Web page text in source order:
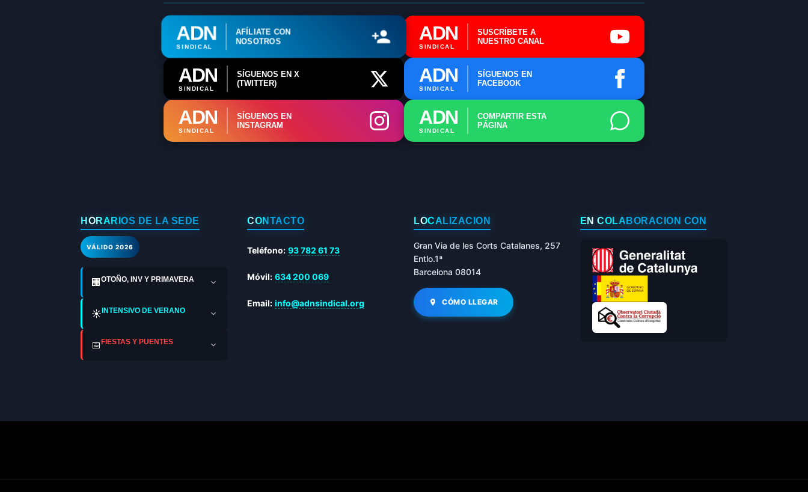
ADN
SINDICAL
AFÍLIATE CON
NOSOTROS
ADN
SINDICAL
SUSCRÍBETE A
NUESTRO CANAL
ADN
SINDICAL
SÍGUENOS EN X
(TWITTER)
ADN
SINDICAL
SÍGUENOS EN
FACEBOOK
ADN
SINDICAL
SÍGUENOS EN
INSTAGRAM
ADN
SINDICAL
COMPARTIR ESTA
PÁGINA
HORARIOS DE LA SEDE
VÁLIDO 2026
🏢OTOÑO, INV Y PRIMAVERA
☀️INTENSIVO DE VERANO
📅FIESTAS Y PUENTES
CONTACTO
Teléfono: 93 782 61 73
Móvil: 634 200 069
Email: info@adnsindical.org
LOCALIZACIÓN
Gran Via de les Corts Catalanes, 257
Entlo.1ª
Barcelona 08014
CÓMO LLEGAR
EN COLABORACIÓN CON
📊 Herramienta: Tabla Salarial PDF
📄 Herramienta: Generador Plantillas
✊ Trámite: Afiliarse al Sindicato
📍 Info: Horarios y Contacto Sede